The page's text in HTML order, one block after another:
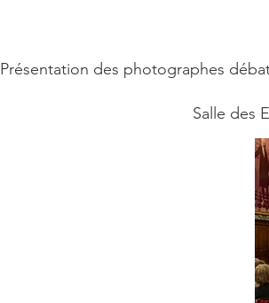
Présentation des photographes
Salle des